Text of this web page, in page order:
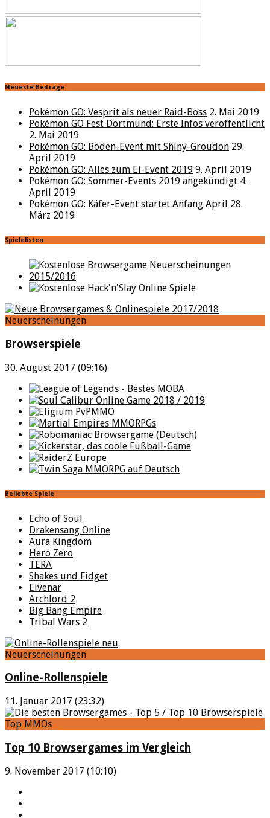
Neueste Beiträge
Pokémon GO: Vesprit als neuer Raid-Boss 2. Mai 2019
Pokémon GO Fest Dortmund: Erste Infos veröffentlicht
2. Mai 2019
Pokémon GO: Boden-Event mit Shiny-Groudon 29.
April 2019
Pokémon GO: Alles zum Ei-Event 2019 9. April 2019
Pokémon GO: Sommer-Events 2019 angekündigt 4.
April 2019
Pokémon GO: Käfer-Event startet Anfang April 28.
März 2019
Spielelisten
Neuerscheinungen
Browserspiele
30. August 2017 (09:16)
Beliebte Spiele
Echo of Soul
Drakensang Online
Aura Kingdom
Hero Zero
TERA
Shakes und Fidget
Elvenar
Archlord 2
Big Bang Empire
Tribal Wars 2
Neuerscheinungen
Online-Rollenspiele
11. Januar 2017 (23:32)
Top MMOs
Top 10 Browsergames im Vergleich
9. November 2017 (10:10)